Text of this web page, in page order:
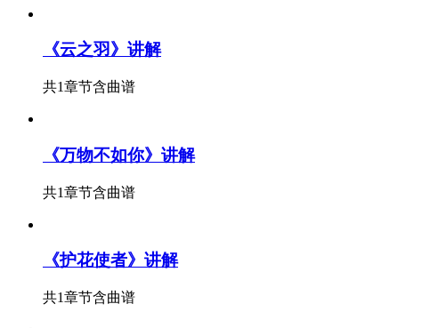
《云之羽》讲解
共1章节含曲谱
《万物不如你》讲解
共1章节含曲谱
《护花使者》讲解
共1章节含曲谱